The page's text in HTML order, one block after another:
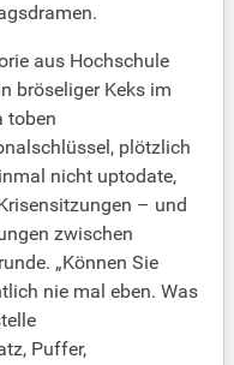
aus Hochschule
bröseliger Keks im
toben
plötzlich
nicht uptodate,
– und
zwischen
„Können Sie
nie mal eben. Was
Puffer,